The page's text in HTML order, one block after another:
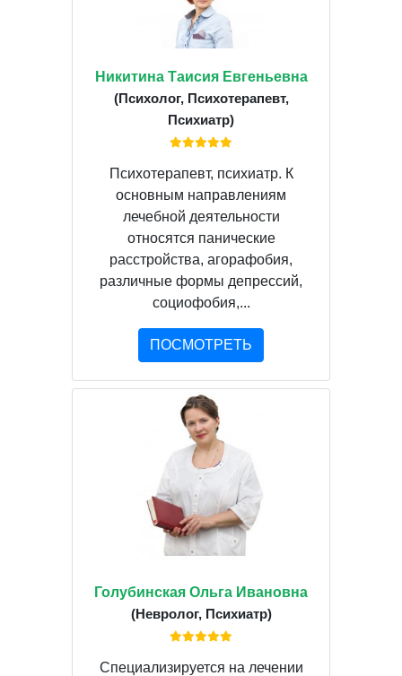
Никитина Таисия Евгеньевна
(Психолог, Психотерапевт,
Психиатр)
Психотерапевт, психиатр. К
основным направлениям
лечебной деятельности
относятся панические
расстройства, агорафобия,
различные формы депрессий,
социофобия,...
ПОСМОТРЕТЬ
Голубинская Ольга Ивановна
(Невролог, Психиатр)
Специализируется на лечении